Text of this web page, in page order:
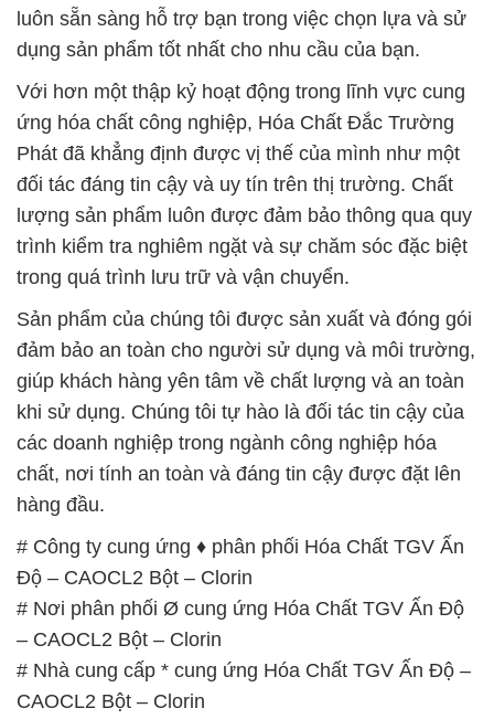
luôn sẵn sàng hỗ trợ bạn trong việc chọn lựa và sử
dụng sản phẩm tốt nhất cho nhu cầu của bạn.
Với hơn một thập kỷ hoạt động trong lĩnh vực cung
ứng hóa chất công nghiệp, Hóa Chất Đắc Trường
Phát đã khẳng định được vị thế của mình như một
đối tác đáng tin cậy và uy tín trên thị trường. Chất
lượng sản phẩm luôn được đảm bảo thông qua quy
trình kiểm tra nghiêm ngặt và sự chăm sóc đặc biệt
trong quá trình lưu trữ và vận chuyển.
Sản phẩm của chúng tôi được sản xuất và đóng gói
đảm bảo an toàn cho người sử dụng và môi trường,
giúp khách hàng yên tâm về chất lượng và an toàn
khi sử dụng. Chúng tôi tự hào là đối tác tin cậy của
các doanh nghiệp trong ngành công nghiệp hóa
chất, nơi tính an toàn và đáng tin cậy được đặt lên
hàng đầu.
# Công ty cung ứng ♦ phân phối Hóa Chất TGV Ấn
Độ – CAOCL2 Bột – Clorin
# Nơi phân phối Ø cung ứng Hóa Chất TGV Ấn Độ
– CAOCL2 Bột – Clorin
# Nhà cung cấp * cung ứng Hóa Chất TGV Ấn Độ –
CAOCL2 Bột – Clorin